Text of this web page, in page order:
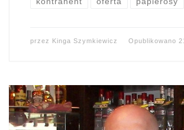
przez Kinga Szymkiewicz Opublikowano